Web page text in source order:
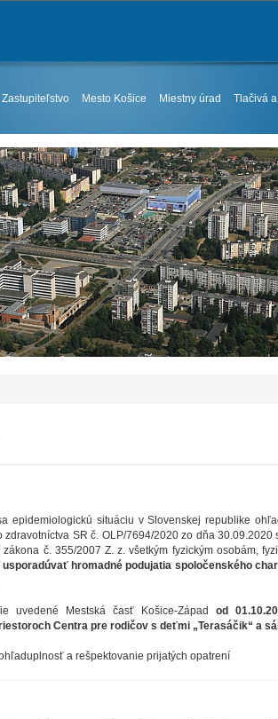
Zastupiteľstvo Mesto Košice Miestny úrad Tlačivá
epidemiologickú situáciu v Slovenskej republike
SR č. OLP/7694/2020 zo dňa 30.09.2020
č. 355/2007 Z. z. všetkým fyzickým osobám,
usporadúvať hromadné podujatia spoločenského
uvedené Mestská časť Košice-Západ od
Centra pre rodičov s deťmi „Terasáčik“ a
a rešpektovanie prijatých opatrení